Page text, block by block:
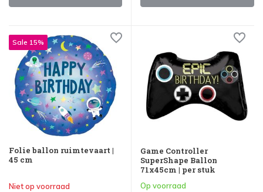
Sale 15%
Folie ballon ruimtevaart |
45 cm
Niet op voorraad
Game Controller
SuperShape Ballon
71x45cm | per stuk
Op voorraad